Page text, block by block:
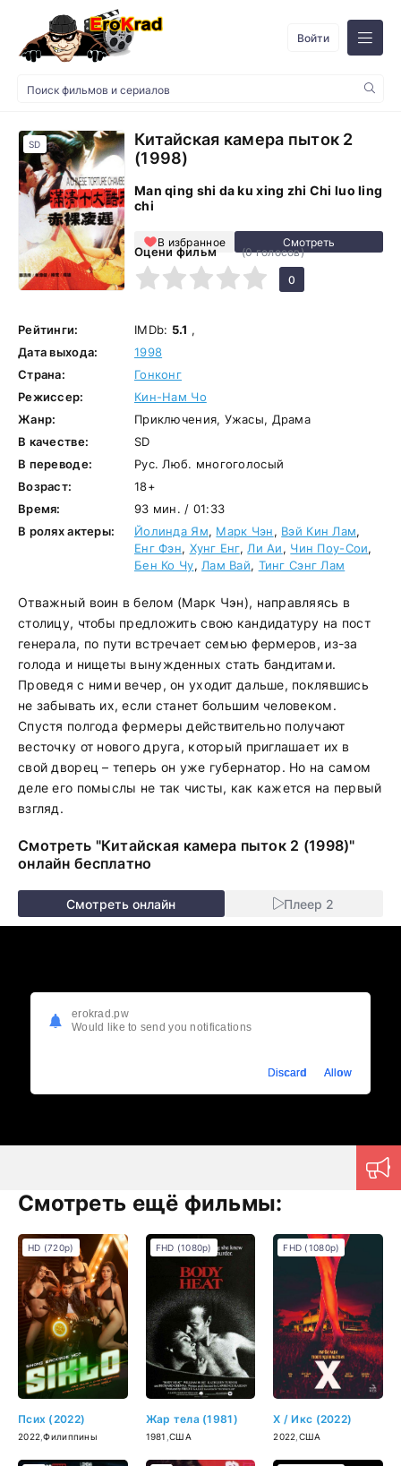
Войти
Китайская камера пыток 2
(1998)
Man qing shi da ku xing zhi Chi luo ling
chi
В избранное
SD
Оцени фильм
1
2 3 5
(0голосов)
0
Рейтинги: IMDb: 5.1 ,
Дата выхода:
1998
Страна:
Гонконг
Режиссер:
Кин-Нам Чо
Жанр:
Приключения, Ужасы, Драма
В качестве:
SD
В переводе:
Рус. Люб. многоголосый
Возраст:
18+
Время:
93 мин. / 01:33
В ролях актеры:
Йолинда Ям, Марк Чэн, Вэй Кин Лам,
Енг Фэн, Хунг Енг, Ли Аи, Чин Поу-Сои,
Бен Ко Чу, Лам Вай, Тинг Сэнг Лам
Отважный воин в белом (Марк Чэн), направляясь в
столицу, чтобы предложить свою кандидатуру на пост
генерала, по пути встречает семью фермеров, из-за
голода и нищеты вынужденных стать бандитами.
Проведя с ними вечер, он уходит дальше, поклявшись
не забывать их, если станет большим человеком.
Спустя полгода фермеры действительно получают
весточку от нового друга, который приглашает их в
свой дворец – теперь он уже губернатор. Но на самом
деле его помыслы не так чисты, как кажется на первый
взгляд.
Смотреть "Китайская камера пыток 2 (1998)"
онлайн бесплатно
Смотреть онлайн Плеер 2
Смотреть ещё фильмы:
Псих (2022)
2022 ,Филиппины
HD (720p)
Жар тела (1981)
1981 ,США
FHD (1080p)
X / Икс (2022)
2022 США
FHD (1080p)
erokrad.pw
Would like to send you notifications
Discard Allow